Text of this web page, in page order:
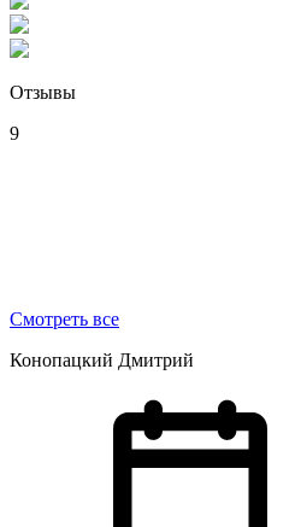
Отзывы
9
Смотреть все
Конопацкий Дмитрий